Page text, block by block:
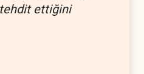
ettiğini